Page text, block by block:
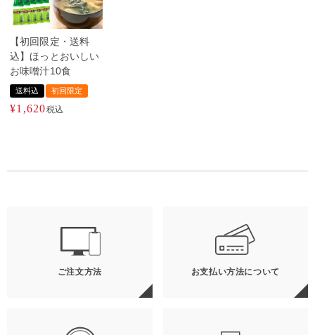
【初回限定・送料
込】ほっとおいしい
お味噌汁10食
送料込 初回限定
¥1,620税込
ご注文方法 お支払い方法について